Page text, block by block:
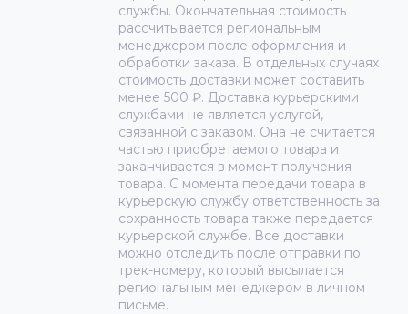
службы. Окончательная стоимость
рассчитывается региональным
менеджером после оформления и
обработки заказа. В отдельных случаях
стоимость доставки может составить
менее 500 ₽. Доставка курьерскими
службами не является услугой,
связанной с заказом. Она не считается
частью приобретаемого товара и
заканчивается в момент получения
товара. С момента передачи товара в
курьерскую службу ответственность за
сохранность товара также передается
курьерской службе. Все доставки
можно отследить после отправки по
трек-номеру, который высылается
региональным менеджером в личном
письме.